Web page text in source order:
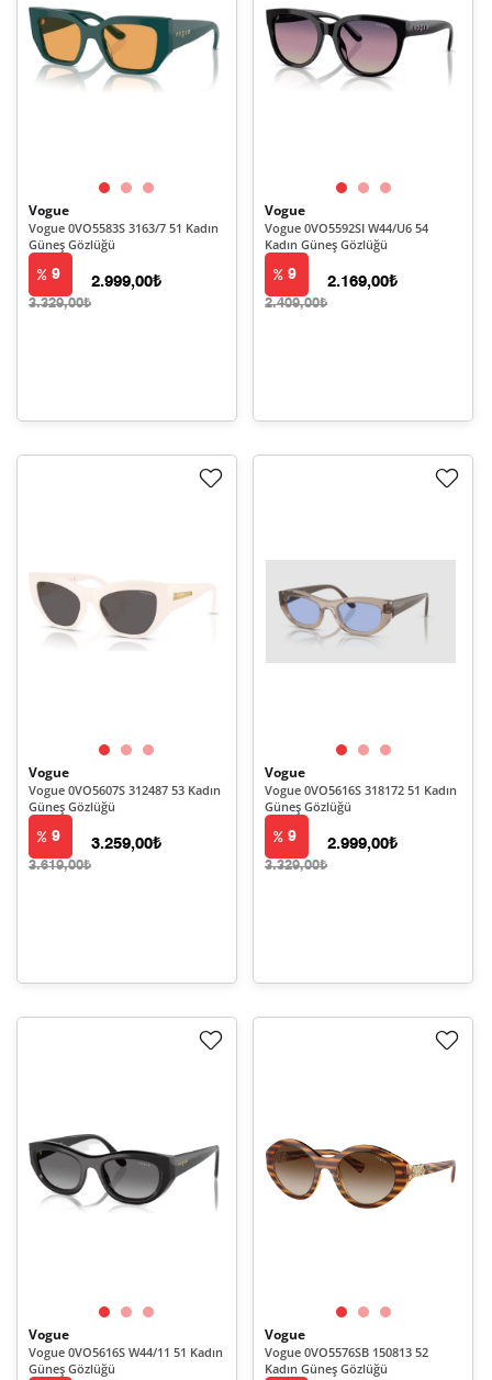
Vogue
Vogue 0VO5583S 3163/7 51 Kadın
Güneş Gözlüğü
9
3.329,00₺
2.999,00₺
Vogue
Vogue 0VO5592SI W44/U6 54
Kadın Güneş Gözlüğü
9
2.409,00₺
2.169,00₺
Vogue
Vogue 0VO5607S 312487 53 Kadın
Güneş Gözlüğü
9
3.619,00₺
3.259,00₺
Vogue
Vogue 0VO5616S 318172 51 Kadın
Güneş Gözlüğü
9
3.329,00₺
2.999,00₺
Vogue
Vogue 0VO5616S W44/11 51 Kadın
Güneş Gözlüğü
Vogue
Vogue 0VO5576SB 150813 52
Kadın Güneş Gözlüğü